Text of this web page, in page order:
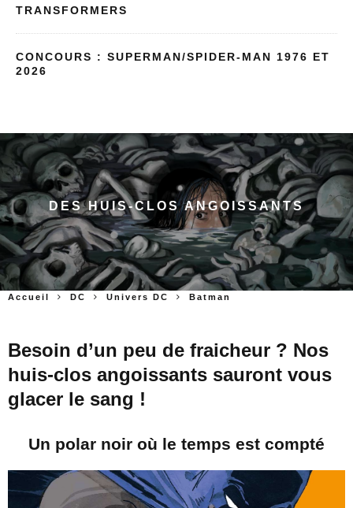
TRANSFORMERS
CONCOURS : SUPERMAN/SPIDER-MAN 1976 ET
2026
DES HUIS-CLOS ANGOISSANTS
Accueil DC Univers DC Batman
Besoin d’un peu de fraicheur ? Nos
huis-clos angoissants sauront vous
glacer le sang !
Un polar noir où le temps est compté